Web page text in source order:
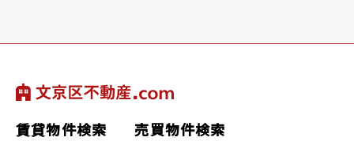
賃貸物件検索
売買物件検索